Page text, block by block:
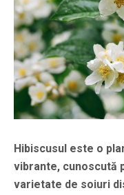
Hibiscusul este o
vibrante, cunoscută
varietate de soiuri